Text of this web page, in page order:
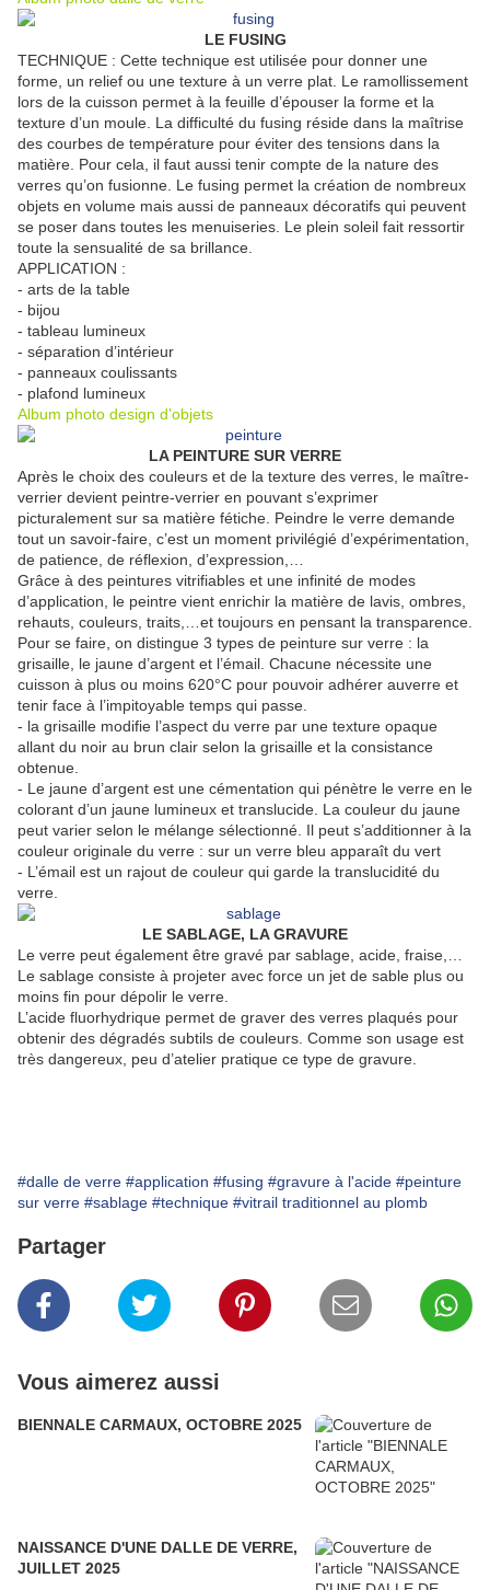
LE FUSING
TECHNIQUE : Cette technique est utilisée pour donner une
forme, un relief ou une texture à un verre plat. Le ramollissement
lors de la cuisson permet à la feuille d’épouser la forme et la
texture d’un moule. La difficulté du fusing réside dans la maîtrise
des courbes de température pour éviter des tensions dans la
matière. Pour cela, il faut aussi tenir compte de la nature des
verres qu’on fusionne. Le fusing permet la création de nombreux
objets en volume mais aussi de panneaux décoratifs qui peuvent
se poser dans toutes les menuiseries. Le plein soleil fait ressortir
toute la sensualité de sa brillance.
APPLICATION :
- arts de la table
- bijou
- tableau lumineux
- séparation d’intérieur
- panneaux coulissants
- plafond lumineux
Album photo design d'objets
LA PEINTURE SUR VERRE
Après le choix des couleurs et de la texture des verres, le maître-
verrier devient peintre-verrier en pouvant s’exprimer
picturalement sur sa matière fétiche. Peindre le verre demande
tout un savoir-faire, c’est un moment privilégié d’expérimentation,
de patience, de réflexion, d’expression,…
Grâce à des peintures vitrifiables et une infinité de modes
d’application, le peintre vient enrichir la matière de lavis, ombres,
rehauts, couleurs, traits,…et toujours en pensant la transparence.
Pour se faire, on distingue 3 types de peinture sur verre : la
grisaille, le jaune d’argent et l’émail. Chacune nécessite une
cuisson à plus ou moins 620°C pour pouvoir adhérer auverre et
tenir face à l’impitoyable temps qui passe.
- la grisaille modifie l’aspect du verre par une texture opaque
allant du noir au brun clair selon la grisaille et la consistance
obtenue.
- Le jaune d’argent est une cémentation qui pénètre le verre en le
colorant d’un jaune lumineux et translucide. La couleur du jaune
peut varier selon le mélange sélectionné. Il peut s’additionner à la
couleur originale du verre : sur un verre bleu apparaît du vert
- L’émail est un rajout de couleur qui garde la translucidité du
verre.
LE SABLAGE, LA GRAVURE
Le verre peut également être gravé par sablage, acide, fraise,…
Le sablage consiste à projeter avec force un jet de sable plus ou
moins fin pour dépolir le verre.
L’acide fluorhydrique permet de graver des verres plaqués pour
obtenir des dégradés subtils de couleurs. Comme son usage est
très dangereux, peu d’atelier pratique ce type de gravure.
#dalle de verre #application #fusing #gravure à l'acide #peinture
sur verre #sablage #technique #vitrail traditionnel au plomb
Partager
Vous aimerez aussi
BIENNALE CARMAUX, OCTOBRE 2025
NAISSANCE D'UNE DALLE DE VERRE,
JUILLET 2025